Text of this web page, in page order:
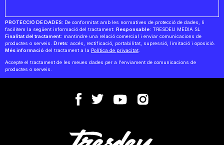
PROTECCIÓ DE DADES: De conformitat amb les normatives de protecció de dades, li
facilitem la següent informació del tractament: Responsable: TRESDEU MEDIA SL
Finalitat del tractament: mantindre una relació comercial i enviar comunicacions de
productes o serveis. Drets: accés, rectificació, portabilitat, supressió, limitació i oposició.
Més informació del tractament a la Política de privacitat.
Accepte el tractament de les meues dades per a l'enviament de comunicacions de
productes o serveis.